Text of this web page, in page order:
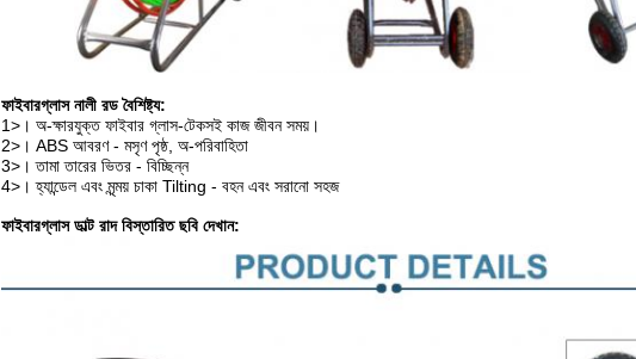
ফাইবারগ্লাস নালী রড বৈশিষ্ট্য:
1>। অ-ক্ষারযুক্ত ফাইবার গ্লাস-টেকসই কাজ জীবন সময়।
2>। ABS আবরণ - মসৃণ পৃষ্ঠ, অ-পরিবাহিতা
3>। তামা তারের ভিতর - বিচ্ছিন্ন
4>। হ্যান্ডেল এবং মৃন্ময় চাকা Tilting - বহন এবং সরানো সহজ
ফাইবারগ্লাস ডাল্ট রাদ বিস্তারিত ছবি দেখান: